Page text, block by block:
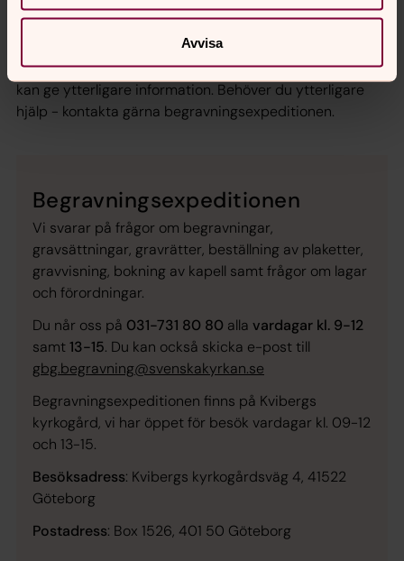
Avvisa
begravningsplatser i Göteborg. För ytterligare
information se broschyren
Råd vid begravning
Begravningssamfälligheten och begravningsbyråerna
kan ge ytterligare information. Behöver du ytterligare
hjälp - kontakta gärna begravningsexpeditionen.
Begravningsexpeditionen
Vi svarar på frågor om begravningar,
gravsättningar, gravrätter, beställning av plaketter,
gravvisning, bokning av kapell samt frågor om lagar
och förordningar.
Du når oss på 031-731 80 80 alla vardagar kl. 9-12
samt13-15. Du kan också skicka e-post till
gbg.begravning@svenskakyrkan.se
Begravningsexpeditionen finns på Kvibergs
kyrkogård, vi har öppet för besök vardagar kl. 09-12
och 13-15.
Besöksadress: Kvibergs kyrkogårdsväg 4, 41522
Göteborg
Postadress: Box 1526, 401 50 Göteborg